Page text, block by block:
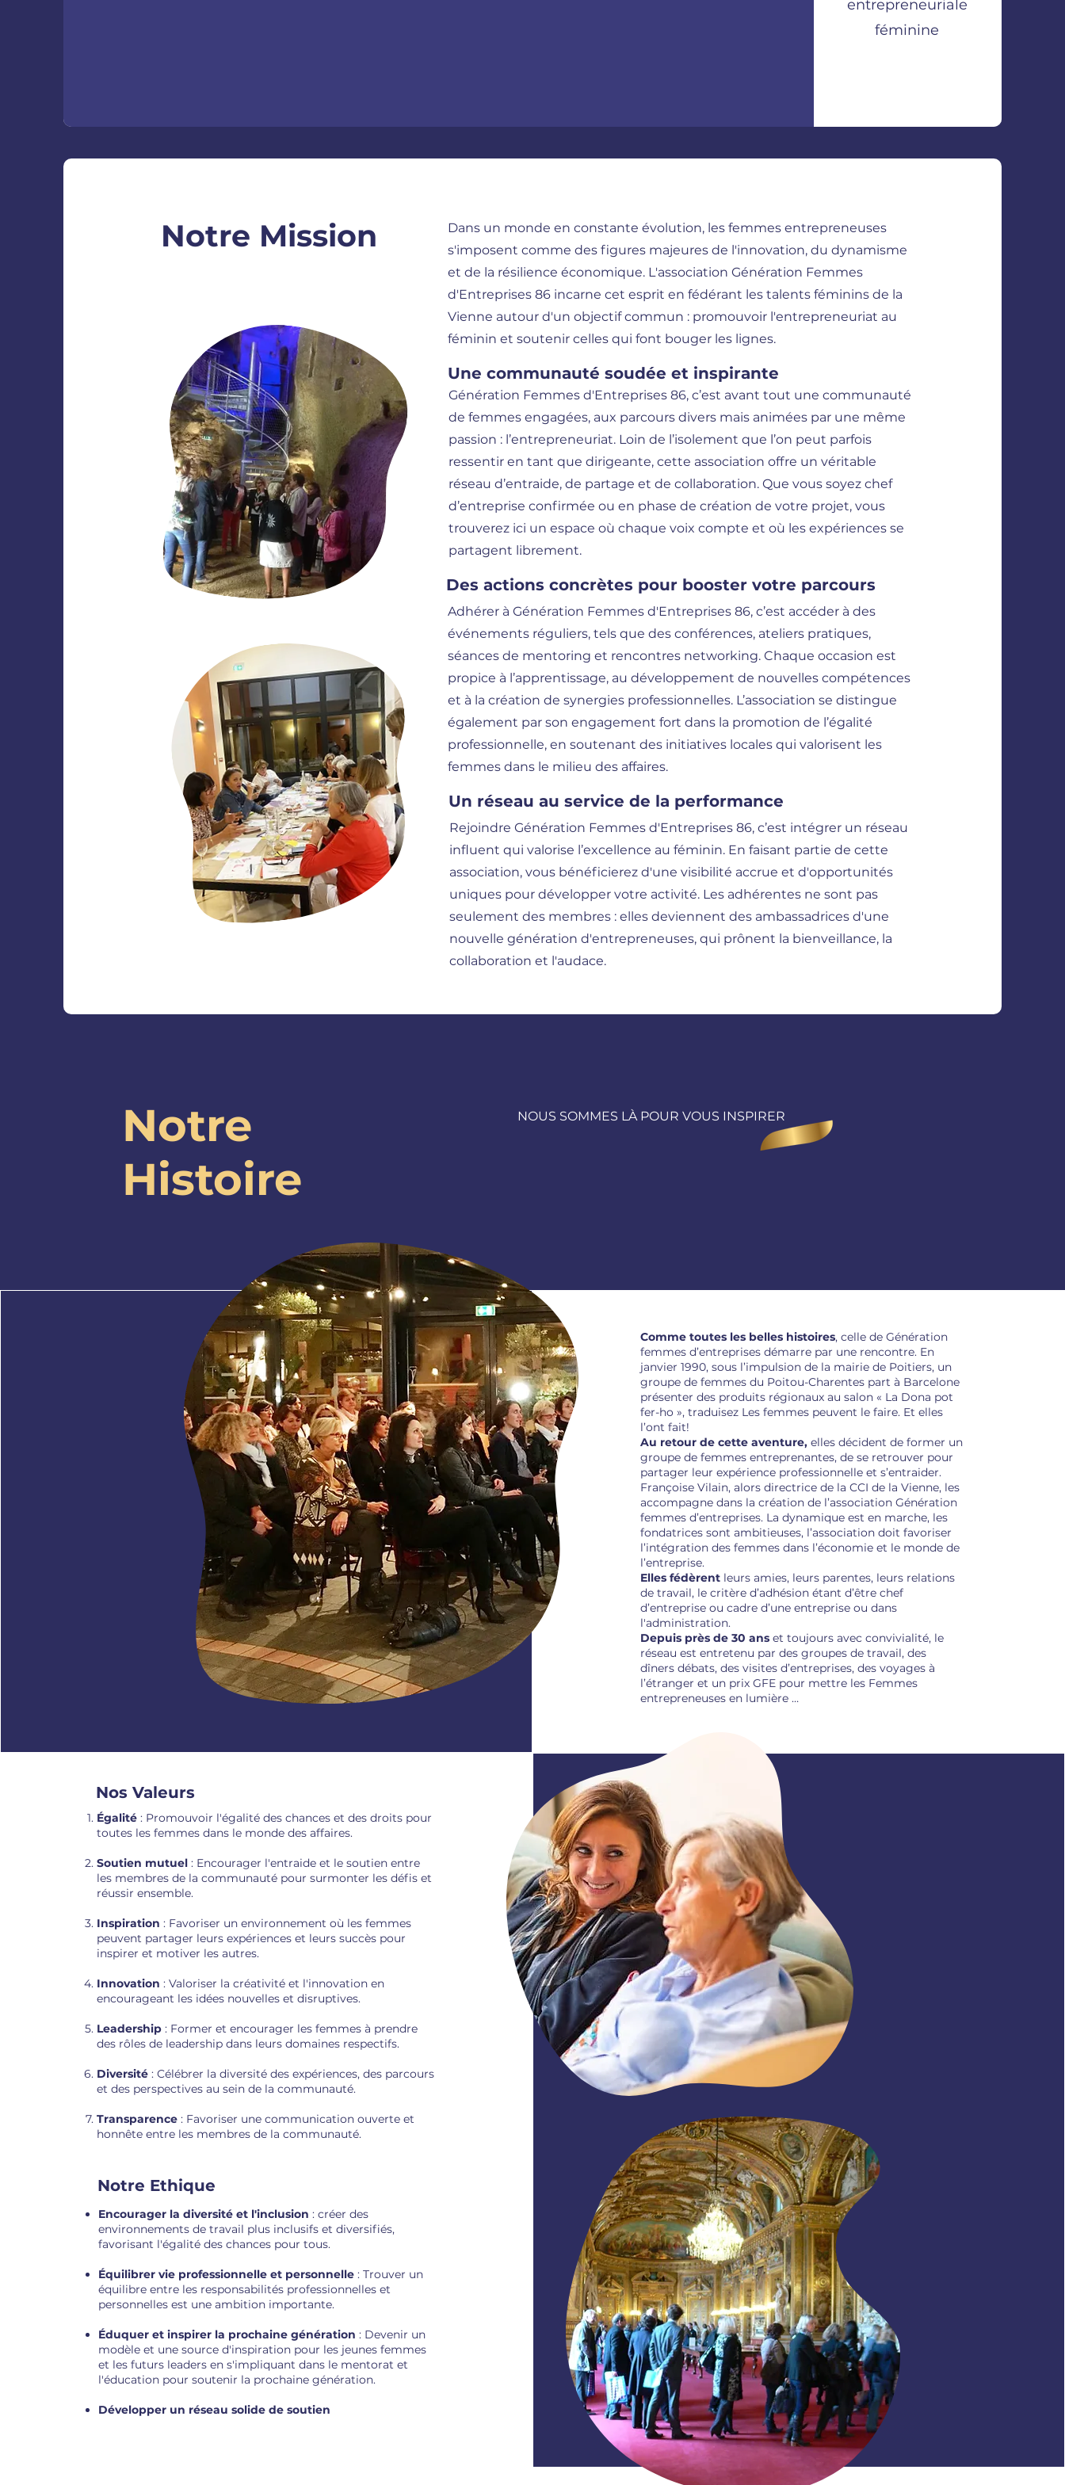
entrepreneuriale
féminine
Notre Mission
Dans un monde en constante évolution, les femmes entrepreneuses
s'imposent comme des figures majeures de l'innovation, du dynamisme
et de la résilience économique. L'association Génération Femmes
d'Entreprises 86 incarne cet esprit en fédérant les talents féminins de la
Vienne autour d'un objectif commun : promouvoir l'entrepreneuriat au
féminin et soutenir celles qui font bouger les lignes.
Une communauté soudée et inspirante
Génération Femmes d'Entreprises 86, c’est avant tout une communauté
de femmes engagées, aux parcours divers mais animées par une même
passion : l’entrepreneuriat. Loin de l’isolement que l’on peut parfois
ressentir en tant que dirigeante, cette association offre un véritable
réseau d’entraide, de partage et de collaboration. Que vous soyez chef
d’entreprise confirmée ou en phase de création de votre projet, vous
trouverez ici un espace où chaque voix compte et où les expériences se
partagent librement.
Des actions concrètes pour booster votre parcours
Adhérer à Génération Femmes d'Entreprises 86, c’est accéder à des
événements réguliers, tels que des conférences, ateliers pratiques,
séances de mentoring et rencontres networking. Chaque occasion est
propice à l’apprentissage, au développement de nouvelles compétences
et à la création de synergies professionnelles. L’association se distingue
également par son engagement fort dans la promotion de l’égalité
professionnelle, en soutenant des initiatives locales qui valorisent les
femmes dans le milieu des affaires.
Un réseau au service de la performance
Rejoindre Génération Femmes d'Entreprises 86, c’est intégrer un réseau
influent qui valorise l’excellence au féminin. En faisant partie de cette
association, vous bénéficierez d'une visibilité accrue et d'opportunités
uniques pour développer votre activité. Les adhérentes ne sont pas
seulement des membres : elles deviennent des ambassadrices d'une
nouvelle génération d'entrepreneuses, qui prônent la bienveillance, la
collaboration et l'audace.
Notre
Histoire
NOUS SOMMES LÀ POUR VOUS INSPIRER
Comme toutes les belles histoires, celle de Génération
femmes d’entreprises démarre par une rencontre. En
janvier 1990, sous l’impulsion de la mairie de Poitiers, un
groupe de femmes du Poitou-Charentes part à Barcelone
présenter des produits régionaux au salon « La Dona pot
fer-ho », traduisez Les femmes peuvent le faire. Et elles
l’ont fait!
Au retour de cette aventure,elles décident de former un
groupe de femmes entreprenantes, de se retrouver pour
partager leur expérience professionnelle et s’entraider.
Françoise Vilain, alors directrice de la CCI de la Vienne, les
accompagne dans la création de l’association Génération
femmes d’entreprises. La dynamique est en marche, les
fondatrices sont ambitieuses, l’association doit favoriser
l’intégration des femmes dans l’économie et le monde de
l’entreprise.
Elles fédèrent leurs amies, leurs parentes, leurs relations
de travail, le critère d’adhésion étant d’être chef
d’entreprise ou cadre d’une entreprise ou dans
l'administration.
Depuis près de 30 anset toujours avec convivialité, le
réseau est entretenu par des groupes de travail, des
dîners débats, des visites d’entreprises, des voyages à
l’étranger et un prix GFE pour mettre les Femmes
entrepreneuses en lumière …
Nos Valeurs
Égalité : Promouvoir l'égalité des chances et des droits pour
toutes les femmes dans le monde des affaires.
Soutien mutuel: Encourager l'entraide et le soutien entre
les membres de la communauté pour surmonter les défis et
réussir ensemble.
Inspiration : Favoriser un environnement où les femmes
peuvent partager leurs expériences et leurs succès pour
inspirer et motiver les autres.
Innovation : Valoriser la créativité et l'innovation en
encourageant les idées nouvelles et disruptives.
Leadership : Former et encourager les femmes à prendre
des rôles de leadership dans leurs domaines respectifs.
Diversité : Célébrer la diversité des expériences, des parcours
et des perspectives au sein de la communauté.
Transparence : Favoriser une communication ouverte et
honnête entre les membres de la communauté.
Notre Ethique​​​
Encourager la diversité et l'inclusion : créer des
environnements de travail plus inclusifs et diversifiés,
favorisant l'égalité des chances pour tous.
Équilibrer vie professionnelle et personnelle : Trouver un
équilibre entre les responsabilités professionnelles et
personnelles est une ambition importante.
Éduquer et inspirer la prochaine génération : Devenir un
modèle et une source d'inspiration pour les jeunes femmes
et les futurs leaders en s'impliquant dans le mentorat et
l'éducation pour soutenir la prochaine génération.
Développer un réseau solide de soutien